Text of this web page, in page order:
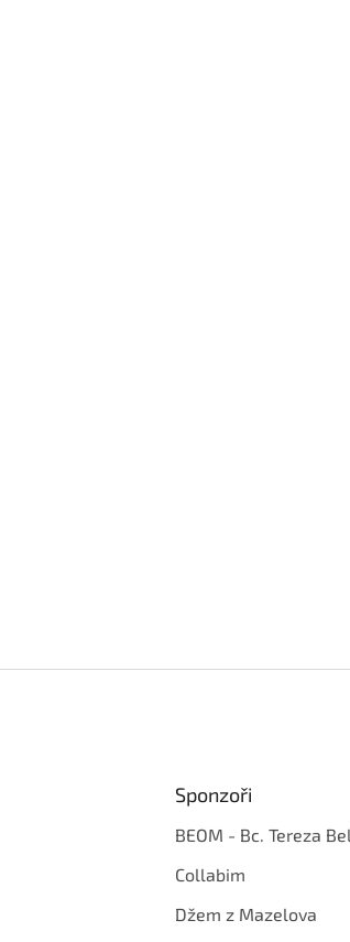
Sponzoři
BEOM - Bc. Tereza
Collabim
Džem z Mazelova